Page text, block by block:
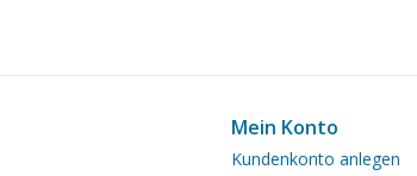
Mein Konto
Kundenkonto anlegen